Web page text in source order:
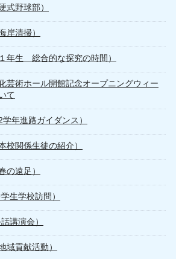
式野球部）
岸清掃）
年生 総合的な探究の時間）
芸術ホール開館記念オープニングウィー
て
年進路ガイダンス）
校関係生徒の紹介）
の遠足）
生学校訪問）
講演会）
域貢献活動）